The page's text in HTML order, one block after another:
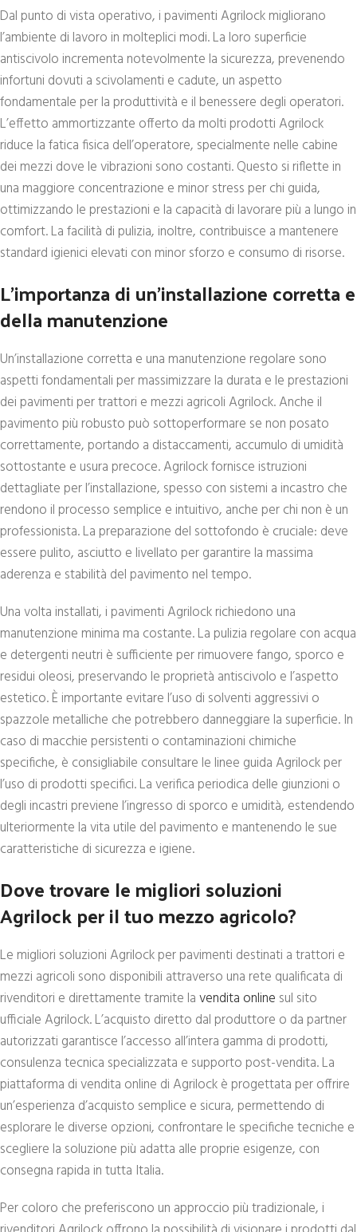
Dal punto di vista operativo, i pavimenti Agrilock migliorano
l’ambiente di lavoro in molteplici modi. La loro superficie
antiscivolo incrementa notevolmente la sicurezza, prevenendo
infortuni dovuti a scivolamenti e cadute, un aspetto
fondamentale per la produttività e il benessere degli operatori.
L’effetto ammortizzante offerto da molti prodotti Agrilock
riduce la fatica fisica dell’operatore, specialmente nelle cabine
dei mezzi dove le vibrazioni sono costanti. Questo si riflette in
una maggiore concentrazione e minor stress per chi guida,
ottimizzando le prestazioni e la capacità di lavorare più a lungo in
comfort. La facilità di pulizia, inoltre, contribuisce a mantenere
standard igienici elevati con minor sforzo e consumo di risorse.
L’importanza di un’installazione corretta e
della manutenzione
Un’installazione corretta e una manutenzione regolare sono
aspetti fondamentali per massimizzare la durata e le prestazioni
dei pavimenti per trattori e mezzi agricoli Agrilock. Anche il
pavimento più robusto può sottoperformare se non posato
correttamente, portando a distaccamenti, accumulo di umidità
sottostante e usura precoce. Agrilock fornisce istruzioni
dettagliate per l’installazione, spesso con sistemi a incastro che
rendono il processo semplice e intuitivo, anche per chi non è un
professionista. La preparazione del sottofondo è cruciale: deve
essere pulito, asciutto e livellato per garantire la massima
aderenza e stabilità del pavimento nel tempo.
Una volta installati, i pavimenti Agrilock richiedono una
manutenzione minima ma costante. La pulizia regolare con acqua
e detergenti neutri è sufficiente per rimuovere fango, sporco e
residui oleosi, preservando le proprietà antiscivolo e l’aspetto
estetico. È importante evitare l’uso di solventi aggressivi o
spazzole metalliche che potrebbero danneggiare la superficie. In
caso di macchie persistenti o contaminazioni chimiche
specifiche, è consigliabile consultare le linee guida Agrilock per
l’uso di prodotti specifici. La verifica periodica delle giunzioni o
degli incastri previene l’ingresso di sporco e umidità, estendendo
ulteriormente la vita utile del pavimento e mantenendo le sue
caratteristiche di sicurezza e igiene.
Dove trovare le migliori soluzioni
Agrilock per il tuo mezzo agricolo?
Le migliori soluzioni Agrilock per pavimenti destinati a trattori e
mezzi agricoli sono disponibili attraverso una rete qualificata di
rivenditori e direttamente tramite lavendita online sul sito
ufficiale Agrilock. L’acquisto diretto dal produttore o da partner
autorizzati garantisce l’accesso all’intera gamma di prodotti,
consulenza tecnica specializzata e supporto post-vendita. La
piattaforma di vendita online di Agrilock è progettata per offrire
un’esperienza d’acquisto semplice e sicura, permettendo di
esplorare le diverse opzioni, confrontare le specifiche tecniche e
scegliere la soluzione più adatta alle proprie esigenze, con
consegna rapida in tutta Italia.
Per coloro che preferiscono un approccio più tradizionale, i